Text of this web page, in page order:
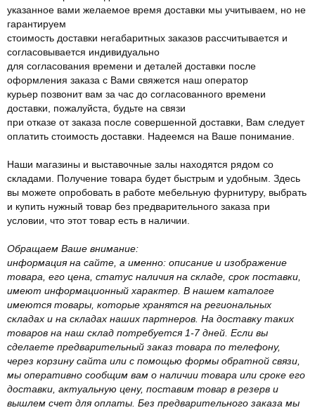
указанное вами желаемое время доставки мы учитываем, но не
гарантируем
стоимость доставки негабаритных заказов рассчитывается и
согласовывается индивидуально
для согласования времени и деталей доставки после
оформления заказа с Вами свяжется наш оператор
курьер позвонит вам за час до согласованного времени
доставки, пожалуйста, будьте на связи
при отказе от заказа после совершенной доставки, Вам следует
оплатить стоимость доставки. Надеемся на Ваше понимание.
Наши магазины и выставочные залы находятся рядом со
складами. Получение товара будет быстрым и удобным. Здесь
вы можете опробовать в работе мебельную фурнитуру, выбрать
и купить нужный товар без предварительного заказа при
условии, что этот товар есть в наличии.
Обращаем Ваше внимание:
информация на сайте, а именно: описание и изображение
товара, его цена, статус наличия на складе, срок поставки,
имеют информационный характер. В нашем каталоге
имеются товары, которые хранятся на региональных
складах и на складах наших партнеров. На доставку таких
товаров на наш склад потребуется 1-7 дней. Если вы
сделаете предварительный заказ товара по телефону,
через корзину сайта или с помощью формы обратной связи,
мы оперативно сообщим вам о наличии товара или сроке его
доставки, актуальную цену, поставим товар в резерв и
вышлем счет для оплаты. Без предварительного заказа мы